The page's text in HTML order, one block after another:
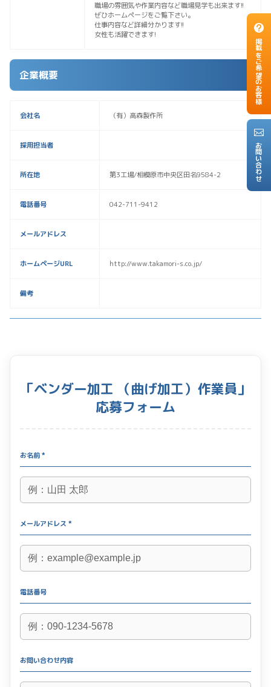
掲載をご希望のお客様
お問い合わせ
職場の雰囲気や作業内容など職場見学も出来ます!!
ぜひホームページをご覧下さい。
仕事内容など詳細分かります!!
女性も活躍できます!
企業概要
会社名 （有）高森製作所
採用担当者
所在地 第3工場/相模原市中央区田名9584-2
電話番号 042-711-9412
メールアドレス
ホームページURL http://www.takamori-s.co.jp/
備考
「ベンダー加工 （曲げ加工）作業員」
応募フォーム
お名前 *
メールアドレス *
電話番号
お問い合わせ内容